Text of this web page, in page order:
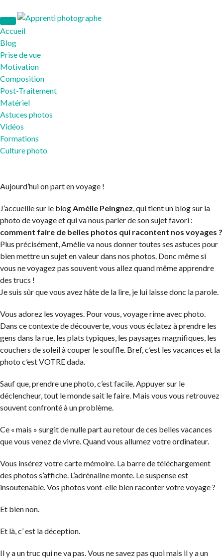
Accueil
Blog
Prise de vue
Motivation
Composition
Post-Traitement
Matériel
Astuces photos
Vidéos
Formations
Culture photo
Aujourd’hui on part en voyage !
J’accueille sur le blogAmélie Peingnez, qui tient un blog sur la
photo de voyage et qui va nous parler de son sujet favori :
comment faire de belles photos qui racontent nos voyages ?
Plus précisément, Amélie va nous donner toutes ses astuces pour
bien mettre un sujet en valeur dans nos photos. Donc même si
vous ne voyagez pas souvent vous allez quand même apprendre
des trucs !
Je suis sûr que vous avez hâte de la lire, je lui laisse donc la parole.
Vous adorez les voyages. Pour vous, voyage rime avec photo.
Dans ce contexte de découverte, vous vous éclatez à prendre les
gens dans la rue, les plats typiques, les paysages magnifiques, les
couchers de soleil à couper le souffle. Bref, c’est les vacances et la
photo c’est VOTRE dada.
Sauf que, prendre une photo, c’est facile. Appuyer sur le
déclencheur, tout le monde sait le faire. Mais vous vous retrouvez
souvent confronté à un problème.
Ce « mais » surgit de nulle part au retour de ces belles vacances
que vous venez de vivre. Quand vous allumez votre ordinateur.
Vous insérez votre carte mémoire. La barre de téléchargement
des photos s’affiche. L’adrénaline monte. Le suspense est
insoutenable. Vos photos vont-elle bien raconter votre voyage ?
Et bien non.
Et là, c’ est la déception.
Il y a un truc qui ne va pas. Vous ne savez pas quoi mais il y a un